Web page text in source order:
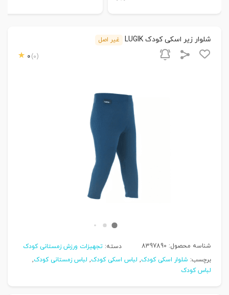
شلوار زیر اسکی کودک LUGIK غیر اصل
0 (0)
شناسه محصول: 8397890 دسته: تجهیزات ورزش زمستانی کودک
برچسب: شلوار اسکی کودک, لباس اسکی کودک, لباس زمستانی کودک,
لباس کودک